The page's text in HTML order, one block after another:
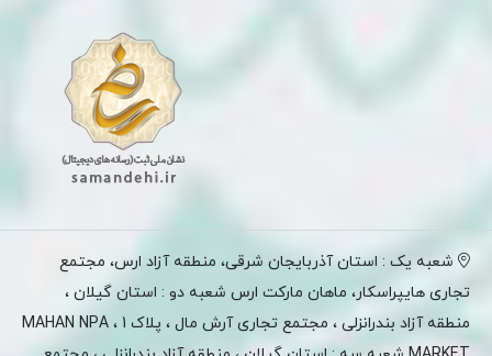
شعبه یک : استان آذربایجان شرقی، منطقه آزاد ارس، مجتمع
تجاری هایپراسکار، ماهان مارکت ارس شعبه دو : استان گیلان ،
منطقه آزاد بندرانزلی ، مجتمع تجاری آرش مال ، پلاک 1 ، MAHAN NPA